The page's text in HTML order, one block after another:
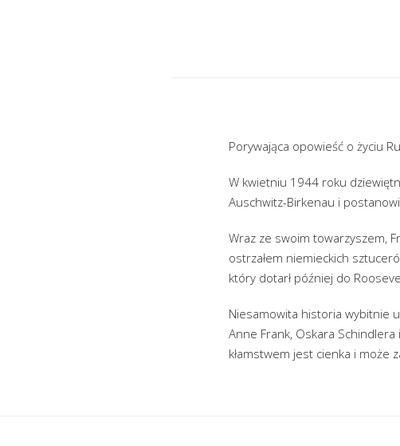
Porywająca opowieść o życiu
W kwietniu 1944 roku
Auschwitz-Birkenau i
Wraz ze swoim towarzyszem,
ostrzałem niemieckich
który dotarł później do
Niesamowita historia wybitnie
Anne Frank, Oskara
kłamstwem jest cienka i może